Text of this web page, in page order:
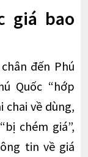
giá bao
đến Phú
Quốc “hớp
chai về dùng,
chém giá”,
tin về giá